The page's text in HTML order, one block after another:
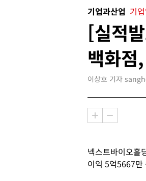
기업과산업 기
[실적
백화점
이상호 기자
넥스트바이오홀
이익 5억5667만